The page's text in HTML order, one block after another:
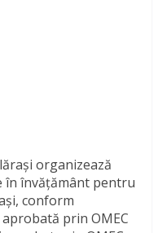
organizează
în învăţământ pentru
conform
prin OMEC